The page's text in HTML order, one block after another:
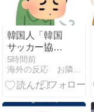
韓国人「韓国
サッカー協会
の性接待報
道、海外でも
大騒ぎ
年W杯4強の記
5時間前
海外の反応 お隣速報